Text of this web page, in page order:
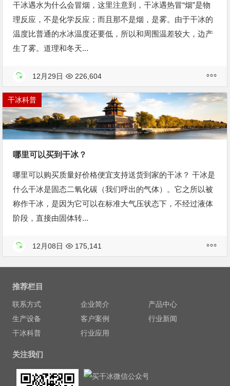
干冰遇水为什么会冒烟，这里注意到，干冰遇热冒“烟”是物
理反应，不是化学反应；而且那不是烟，是雾。由于干冰的
温度比普通的水冰温度还要低，所以和周围温差较大，边产
生了雾。道理和冬天...
12月29日 226,604
干冰科普
哪里可以买到干冰？
哪里可以购买质量好价格便宜支持送货到家的干冰？ 干冰是
什么干冰是固态二氧化碳（我们呼出的气体）。它之所以被
称作干冰，是因为它可以在标准大气压状态下，不经过液体
阶段，直接由固体转...
12月08日 175,141
推荐栏目
联系方式 企业简介
产品中心
生产设备
客户案例
行业新闻
干冰科普
行业应用
关注我们